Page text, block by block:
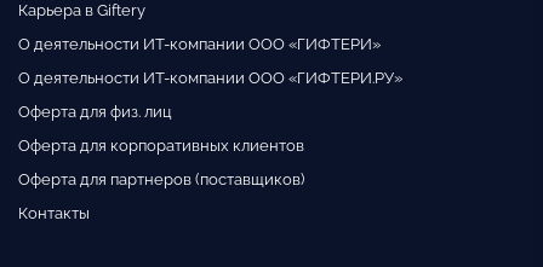
Карьера в Giftery
О деятельности ИТ-компании ООО «ГИФТЕРИ»
О деятельности ИТ-компании ООО «ГИФТЕРИ.РУ»
Оферта для физ. лиц
Оферта для корпоративных клиентов
Оферта для партнеров (поставщиков)
Контакты